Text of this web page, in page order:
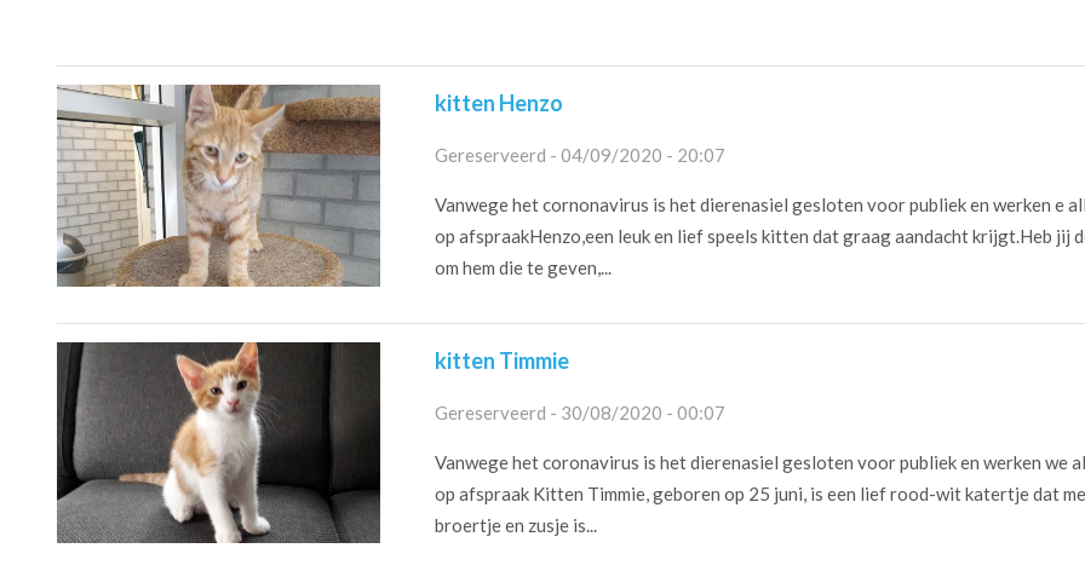
kitten Henzo
Gereserveerd - 04/09/2020 - 20:07
Vanwege het cornonavirus is het dierenasiel gesloten voor publiek en werken e
op afspraakHenzo,een leuk en lief speels kitten dat graag aandacht krijgt.Heb jij
om hem die te geven,...
kitten Timmie
Gereserveerd - 30/08/2020 - 00:07
Vanwege het coronavirus is het dierenasiel gesloten voor publiek en werken we
op afspraak Kitten Timmie, geboren op 25 juni, is een lief rood-wit katertje dat
broertje en zusje is...